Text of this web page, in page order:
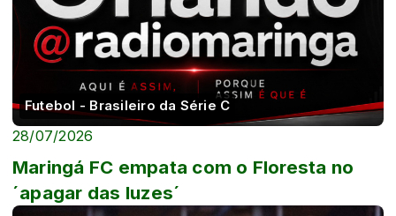
Futebol - Brasileiro da Série C
28/07/2026
Maringá FC empata com o Floresta no
´apagar das luzes´